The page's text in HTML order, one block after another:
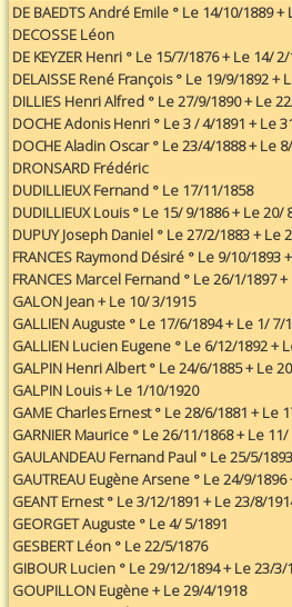
DE BAEDTS André Emile ° Le 14/10/1889 +
DECOSSE Léon
DE KEYZER Henri ° Le 15/7/1876 + Le 14/
DELAISSE René François ° Le 19/9/1892 +
DILLIES Henri Alfred ° Le 27/9/1890 + Le
DOCHE Adonis Henri ° Le 3 / 4/1891 + Le
DOCHE Aladin Oscar ° Le 23/4/1888 + Le
DRONSARD Frédéric
DUDILLIEUX Fernand ° Le 17/11/1858
DUDILLIEUX Louis ° Le 15/ 9/1886 + Le 20/
DUPUY Joseph Daniel ° Le 27/2/1883 + Le
FRANCES Raymond Désiré ° Le 9/10/1893
FRANCES Marcel Fernand ° Le 26/1/1897
GALON Jean + Le 10/ 3/1915
GALLIEN Auguste ° Le 17/6/1894 + Le 1/ 7/
GALLIEN Lucien Eugene ° Le 6/12/1892 +
GALPIN Henri Albert ° Le 24/6/1885 + Le
GALPIN Louis + Le 1/10/1920
GAME Charles Ernest ° Le 28/6/1881 + Le
GARNIER Maurice ° Le 26/11/1868 + Le 11/
GAULANDEAU Fernand Paul ° Le 25/5/
GAUTREAU Eugène Arsene ° Le 24/9/
GEANT Ernest ° Le 3/12/1891 + Le 23/8/
GEORGET Auguste ° Le 4/ 5/1891
GESBERT Léon ° Le 22/5/1876
GIBOUR Lucien ° Le 29/12/1894 + Le 23/3/
GOUPILLON Eugène + Le 29/4/1918